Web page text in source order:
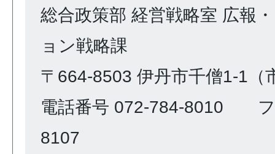
総合政策部 経営戦略室 広報
ョン戦略課
〒664-8503 伊丹市千僧1-1（
電話番号 072-784-8010 フ
8107